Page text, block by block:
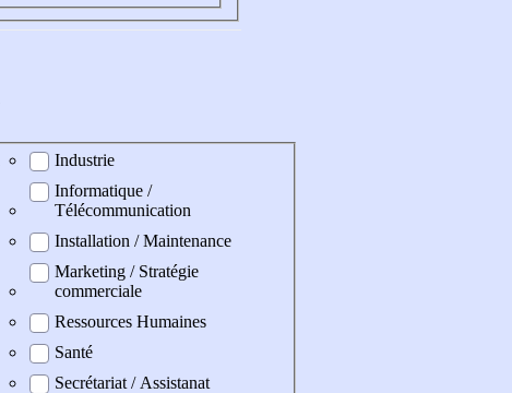
Industrie
Informatique /
Télécommunication
Installation / Maintenance
Marketing / Stratégie
commerciale
Ressources Humaines
Santé
Secrétariat / Assistanat